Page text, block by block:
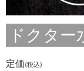
ドクタ
定価(税込)